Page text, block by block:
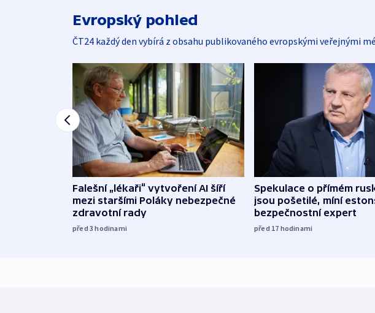
Evropský pohled
ČT24 každý den vybírá z obsahu publikovaného evropskými veřejnými
Falešní „lékaři“ vytvoření AI šíří
mezi staršími Poláky nebezpečné
zdravotní rady
před 3hodinami
Spekulace o přímém
jsou pošetilé, míní
bezpečnostní expert
před 17 hodinami